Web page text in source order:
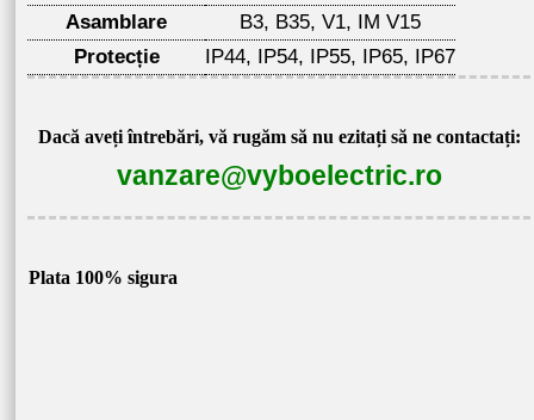
Asamblare
B3, B35, V1, IM V15
Protecție
IP44, IP54, IP55, IP65, IP67
Dacă aveți întrebări, vă rugăm să nu ezitați să ne contactați:
vanzare@vyboelectric.ro
Plata 100% sigura